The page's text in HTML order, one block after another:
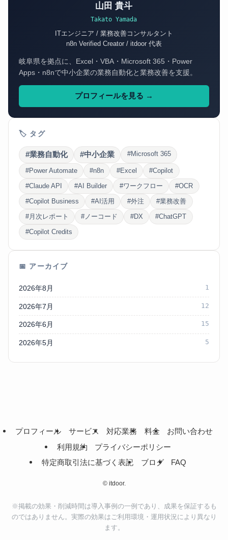
山田 貴斗
Takato Yamada
ITエンジニア / 業務改善コンサルタント
n8n Verified Creator / itdoor 代表
岐阜県を拠点に、Excel・VBA・Microsoft 365・Power
Apps・n8nで中小企業の業務自動化と業務改善を支援。
プロフィールを見る →
🏷 タグ
#業務自動化 #中小企業 #Microsoft 365
#Power Automate #n8n #Excel #Copilot
#Claude API #AI Builder #ワークフロー #OCR
#Copilot Business #AI活用 #外注 #業務改善
#月次レポート #ノーコード #DX #ChatGPT
#Copilot Credits
📅 アーカイブ
2026年8月 1
2026年7月 12
2026年6月 15
2026年5月 5
プロフィール サービス 対応業務 料金
お問い合わせ
利用規約
プライバシーポリシー
特定商取引法に基づく表記
ブログ FAQ
©itdoor.
※掲載の効果・削減時間は導入事例の一例であり、成果を保証するも
のではありません。実際の効果はご利用環境・運用状況により異なり
ます。